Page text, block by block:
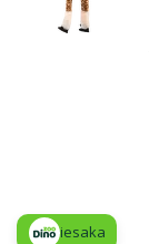
iesaka